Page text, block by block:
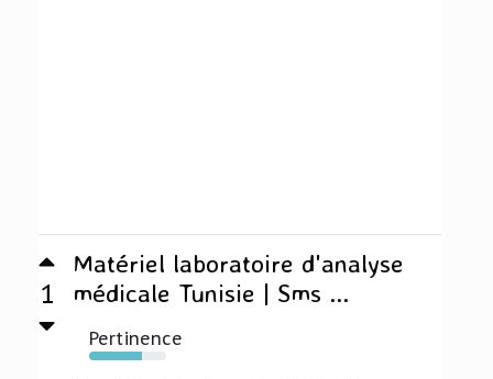
1
Matériel laboratoire d'analyse
médicale Tunisie | Sms ...
Pertinence
69%